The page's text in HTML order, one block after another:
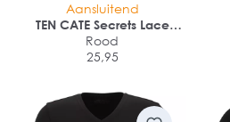
Aansluitend
TEN CATE Secrets Lace
women brazilian (1-pack)
Rood
25,95